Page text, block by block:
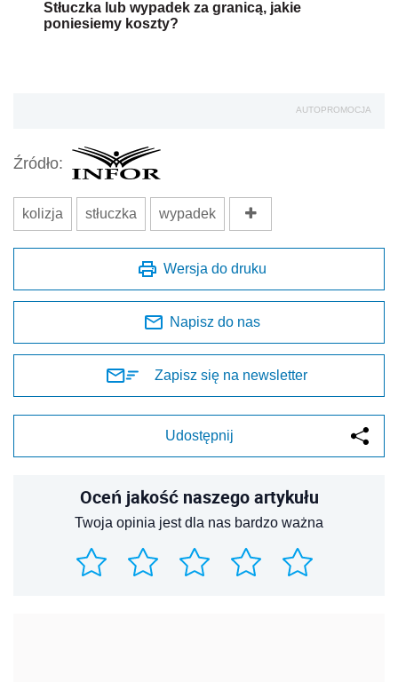
Stłuczka lub wypadek za granicą, jakie
poniesiemy koszty?
AUTOPROMOCJA
Źródło:
kolizja stłuczka wypadek
Wersja do druku
Napisz do nas
Zapisz się na newsletter
Udostępnij
Oceń jakość naszego artykułu
Twoja opinia jest dla nas bardzo ważna